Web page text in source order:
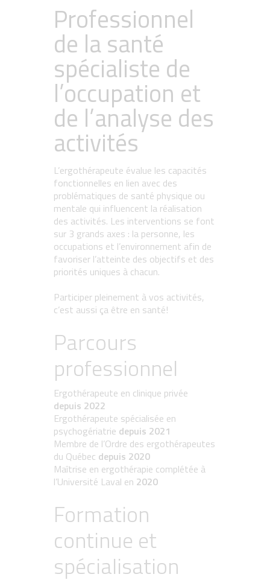
Professionnel
de la santé
spécialiste de
l’occupation et
de l’analyse des
activités
L’ergothérapeute évalue les capacités
fonctionnelles en lien avec des
problématiques de santé physique ou
mentale qui influencent la réalisation
des activités. Les interventions se font
sur 3 grands axes : la personne, les
occupations et l’environnement afin de
favoriser l’atteinte des objectifs et des
priorités uniques à chacun.
Participer pleinement à vos activités,
c’est aussi ça être en santé!
Parcours
professionnel
Ergothérapeute en clinique privée
depuis 2022
Ergothérapeute spécialisée en
psychogériatrie depuis 2021
Membre de l’Ordre des ergothérapeutes
du Québec depuis 2020
Maîtrise en ergothérapie complétée à
l’Université Laval en 2020
Formation
continue et
spécialisation